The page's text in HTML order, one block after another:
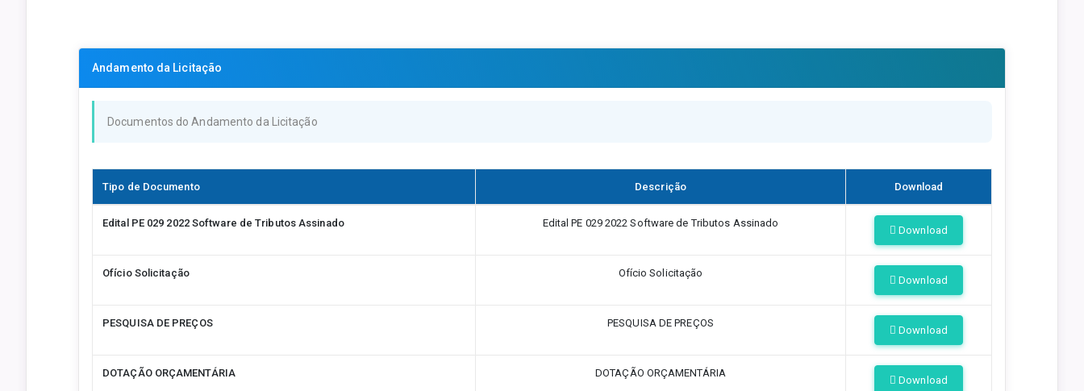
Andamento da Licitação
Documentos do Andamento da Licitação
Tipo de Documento Descrição Download
Edital PE 029 2022 Software de Tributos Assinado Edital PE 029 2022 Software de Tributos Assinado
Download
Ofício Solicitação Ofício Solicitação
Download
PESQUISA DE PREÇOS PESQUISA DE PREÇOS
Download
DOTAÇÃO ORÇAMENTÁRIA DOTAÇÃO ORÇAMENTÁRIA
Download